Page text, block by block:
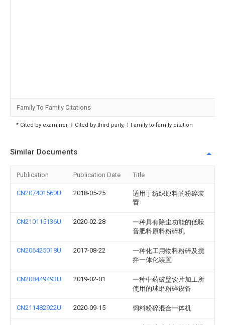
Family To Family Citations
* Cited by examiner, † Cited by third party, ‡ Family to family citation
Similar Documents
Publication Publication Date Title
CN207401560U 2018-05-25
适用于纺织原料的粉碎装
置
CN210115136U 2020-02-28
一种具有除尘功能的低噪
音肥料原料粉碎机
CN206425018U 2017-08-22
一种化工用物料粉碎及搅
拌一体化装置
CN208449493U 2019-02-01
一种中药破壁饮片加工所
使用的球磨粉碎设备
CN211482922U 2020-09-15 饲料粉碎混合一体机